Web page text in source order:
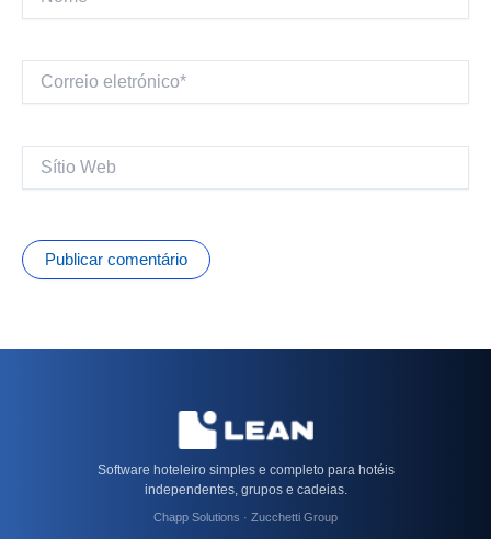
eletrónico*
Web
Software hoteleiro simples e completo para hotéis
independentes, grupos e cadeias.
Chapp Solutions · Zucchetti Group